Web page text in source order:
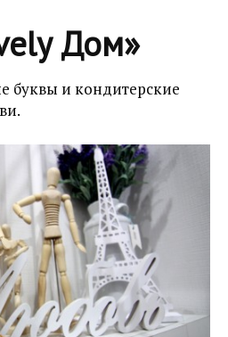
Дом»
буквы и кондитерские